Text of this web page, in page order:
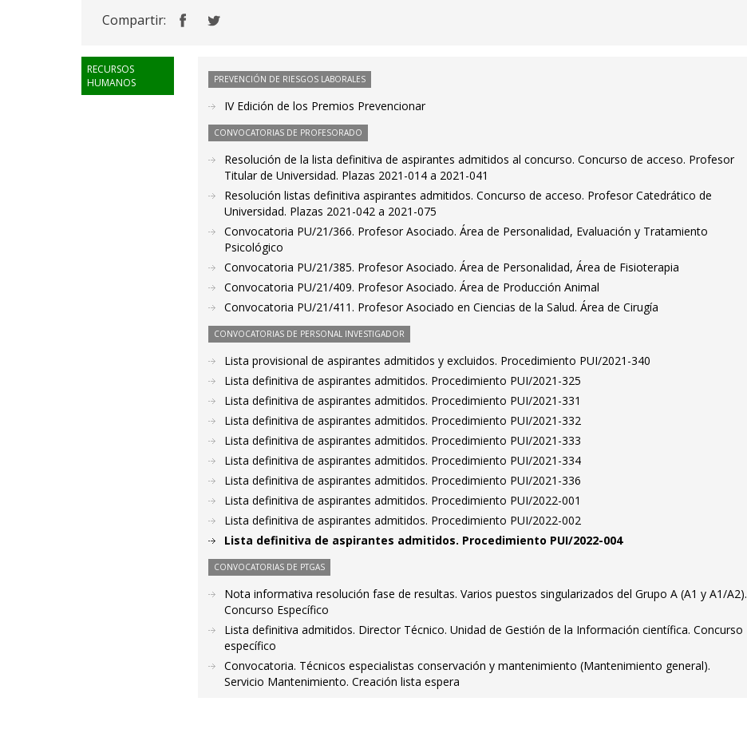
Compartir:
RECURSOS
HUMANOS
PREVENCIÓN DE RIESGOS LABORALES
IV Edición de los Premios Prevencionar
CONVOCATORIAS DE PROFESORADO
Resolución de la lista definitiva de aspirantes admitidos al concurso. Concurso de acceso. Profesor
Titular de Universidad. Plazas 2021-014 a 2021-041
Resolución listas definitiva aspirantes admitidos. Concurso de acceso. Profesor Catedrático de
Universidad. Plazas 2021-042 a 2021-075
Convocatoria PU/21/366. Profesor Asociado. Área de Personalidad, Evaluación y Tratamiento
Psicológico
Convocatoria PU/21/385. Profesor Asociado. Área de Personalidad, Área de Fisioterapia
Convocatoria PU/21/409. Profesor Asociado. Área de Producción Animal
Convocatoria PU/21/411. Profesor Asociado en Ciencias de la Salud. Área de Cirugía
CONVOCATORIAS DE PERSONAL INVESTIGADOR
Lista provisional de aspirantes admitidos y excluidos. Procedimiento PUI/2021-340
Lista definitiva de aspirantes admitidos. Procedimiento PUI/2021-325
Lista definitiva de aspirantes admitidos. Procedimiento PUI/2021-331
Lista definitiva de aspirantes admitidos. Procedimiento PUI/2021-332
Lista definitiva de aspirantes admitidos. Procedimiento PUI/2021-333
Lista definitiva de aspirantes admitidos. Procedimiento PUI/2021-334
Lista definitiva de aspirantes admitidos. Procedimiento PUI/2021-336
Lista definitiva de aspirantes admitidos. Procedimiento PUI/2022-001
Lista definitiva de aspirantes admitidos. Procedimiento PUI/2022-002
Lista definitiva de aspirantes admitidos. Procedimiento PUI/2022-004
CONVOCATORIAS DE PTGAS
Nota informativa resolución fase de resultas. Varios puestos singularizados del Grupo A (A1 y A1/A2).
Concurso Específico
Lista definitiva admitidos. Director Técnico. Unidad de Gestión de la Información científica. Concurso
específico
Convocatoria. Técnicos especialistas conservación y mantenimiento (Mantenimiento general).
Servicio Mantenimiento. Creación lista espera